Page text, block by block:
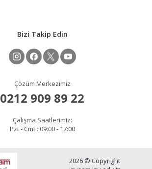
Bizi Takip Edin
Çözüm Merkezimiz
0212 909 89 22
Çalışma Saatlerimiz:
Pzt - Cmt : 09:00 - 17:00
2026 © Copyright